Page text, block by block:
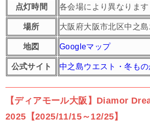
点灯時間 各会場により異なります
場所 大阪府大阪市北区中之島
地図 Googleマップ
公式サイト 中之島ウエスト・冬もの
【ディアモール大阪】Diamor
2025【2025/11/15～12/25】